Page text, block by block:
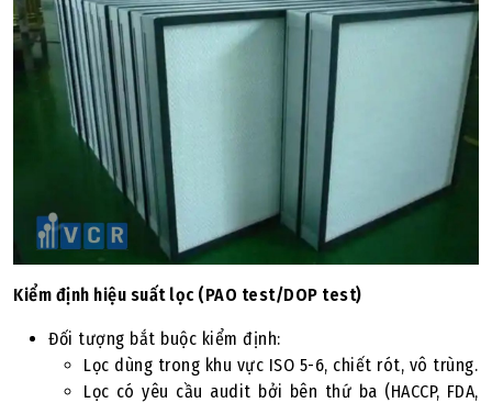
Kiểm định hiệu suất lọc (PAO test/DOP test)
Đối tượng bắt buộc kiểm định:
Lọc dùng trong khu vực ISO 5-6, chiết rót, vô trùng.
Lọc có yêu cầu audit bởi bên thứ ba (HACCP, FDA,